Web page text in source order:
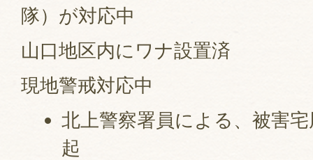
隊）が対応中
山口地区内にワナ設置済
現地警戒対応中
北上警察署員による、被害
起